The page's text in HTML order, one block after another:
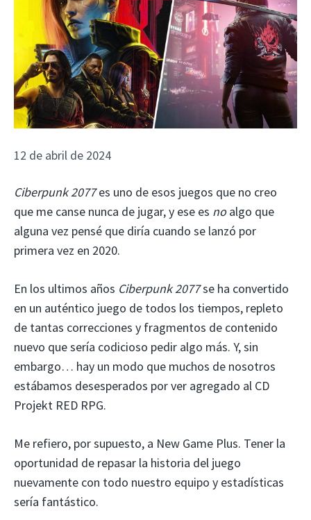
12 de abril de 2024
Ciberpunk 2077es uno de esos juegos que no creo
que me canse nunca de jugar, y ese es noalgo que
alguna vez pensé que diría cuando se lanzó por
primera vez en 2020.
En los ultimos años Ciberpunk 2077se ha convertido
en un auténtico juego de todos los tiempos, repleto
de tantas correcciones y fragmentos de contenido
nuevo que sería codicioso pedir algo más. Y, sin
embargo… hay un modo que muchos de nosotros
estábamos desesperados por ver agregado al CD
Projekt RED RPG.
Me refiero, por supuesto, a New Game Plus. Tener la
oportunidad de repasar la historia del juego
nuevamente con todo nuestro equipo y estadísticas
sería fantástico.